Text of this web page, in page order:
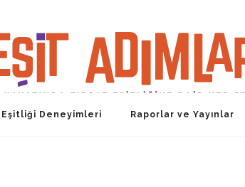
Eşitliği Deneyimleri Raporlar ve Yayınlar